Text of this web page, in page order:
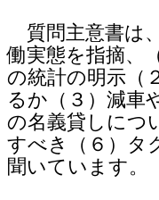
質問主意書は
働実態を指摘、
の統計の明示（
るか（３）減車
の名義貸しにつ
すべき（６）
聞いています。